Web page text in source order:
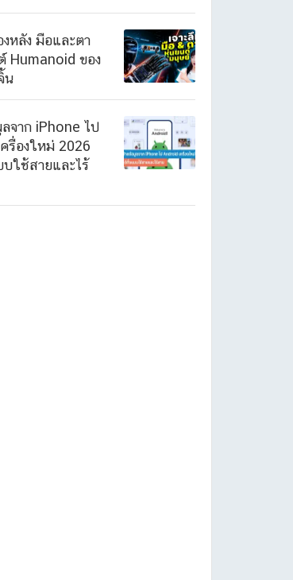
งหลัง มือและตา
Humanoid ของ
น
จาก iPhone ไป
รื่องใหม่ 2026
ใช้สายและไร้